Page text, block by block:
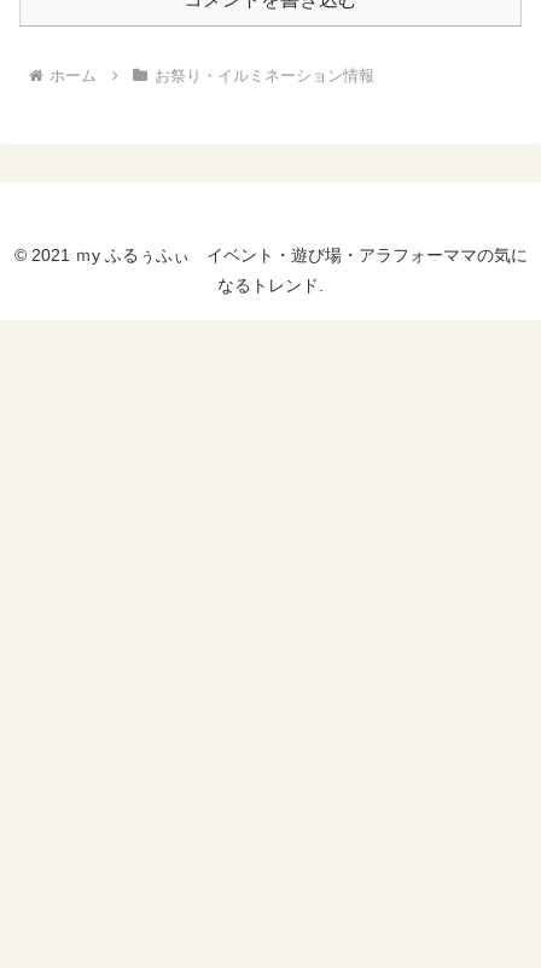
ホーム お祭り・イルミネーション情報
© 2021 ｍy ふるぅふぃ イベント・遊び場・アラフォーママの気に
なるトレンド.